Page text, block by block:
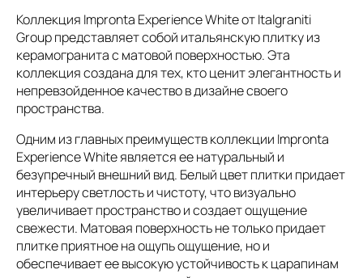
Коллекция Impronta Experience White от Italgraniti
Group представляет собой итальянскую плитку из
керамогранита с матовой поверхностью. Эта
коллекция создана для тех, кто ценит элегантность и
непревзойденное качество в дизайне своего
пространства.
Одним из главных преимуществ коллекции Impronta
Experience White является ее натуральный и
безупречный внешний вид. Белый цвет плитки придает
интерьеру светлость и чистоту, что визуально
увеличивает пространство и создает ощущение
свежести. Матовая поверхность не только придает
плитке приятное на ощупь ощущение, но и
обеспечивает ее высокую устойчивость к царапинам